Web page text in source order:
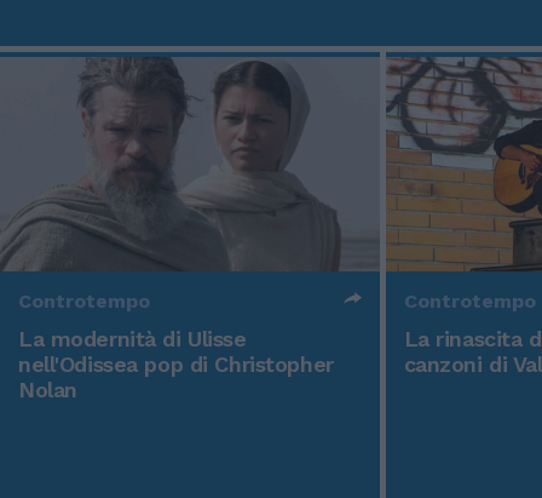
Controtempo
La modernità di Ulisse
nell'Odissea pop di Christopher
Nolan
Controtempo
La rinascita
canzoni di